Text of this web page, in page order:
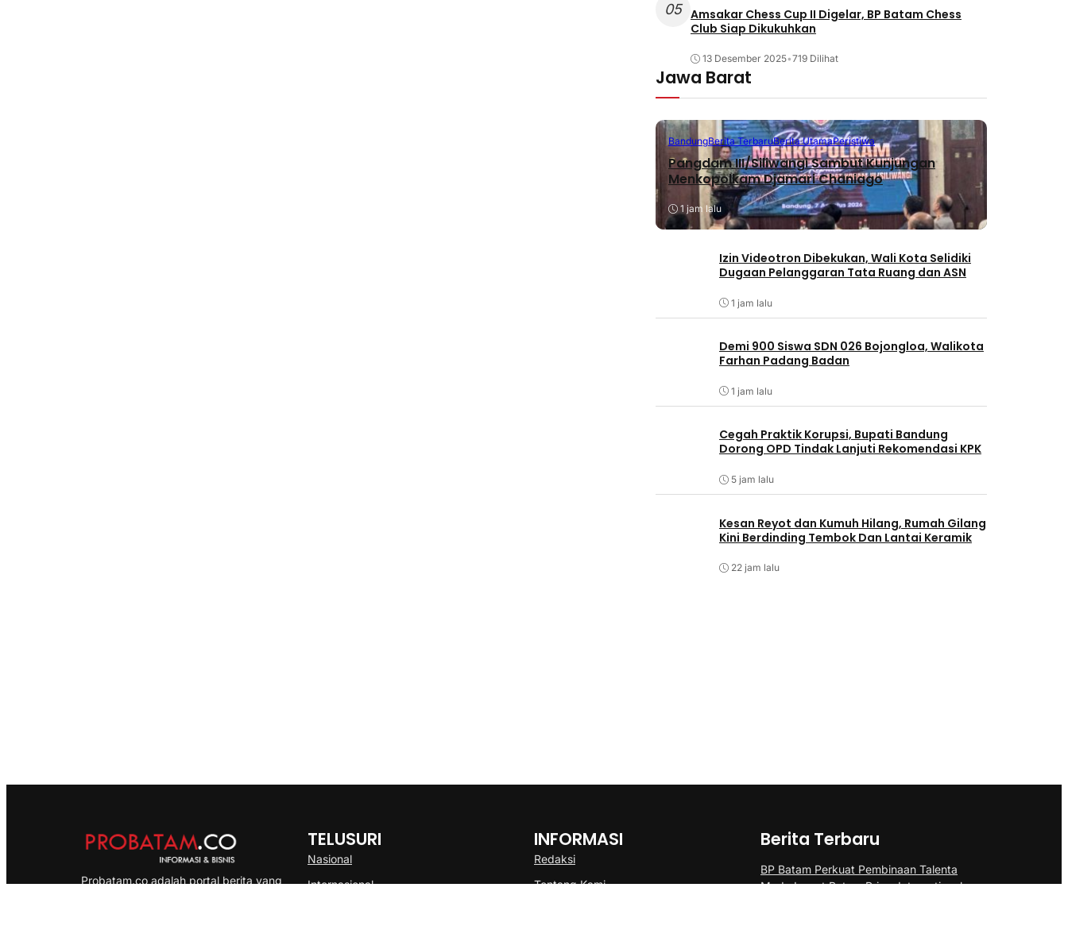
05 Amsakar Chess Cup II Digelar, BP Batam Chess
Club Siap Dikukuhkan
13 Desember 2025•719 Dilihat
Jawa Barat
BandungBerita TerbaruBerita UtamaPeristiwa
Pangdam III/Siliwangi Sambut Kunjungan
Menkopolkam Djamari Chaniago
1 jam lalu
Izin Videotron Dibekukan, Wali Kota Selidiki
Dugaan Pelanggaran Tata Ruang dan ASN
1 jam lalu
Demi 900 Siswa SDN 026 Bojongloa, Walikota
Farhan Padang Badan
1 jam lalu
Cegah Praktik Korupsi, Bupati Bandung
Dorong OPD Tindak Lanjuti Rekomendasi KPK
5 jam lalu
Kesan Reyot dan Kumuh Hilang, Rumah Gilang
Kini Berdinding Tembok Dan Lantai Keramik
22 jam lalu
Probatam.co adalah portal berita yang
TELUSURI
Nasional
Internasional
INFORMASI
Redaksi
Tentang Kami
Berita Terbaru
BP Batam Perkuat Pembinaan Talenta
Muda Lewat Batam Prime International